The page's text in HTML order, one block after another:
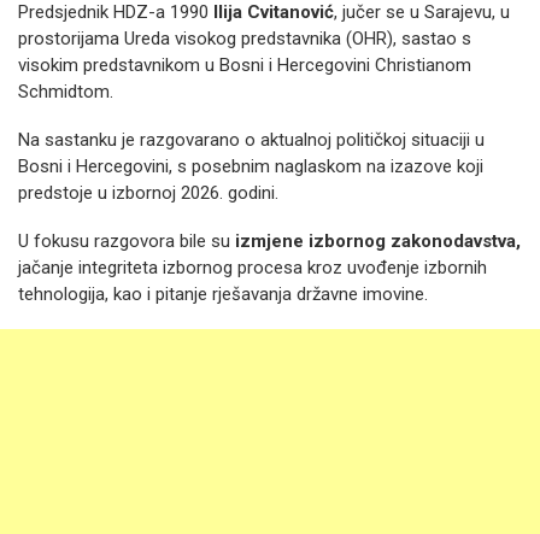
Predsjednik HDZ-a 1990 Ilija Cvitanović, jučer se u Sarajevu, u
prostorijama Ureda visokog predstavnika (OHR), sastao s
visokim predstavnikom u Bosni i Hercegovini Christianom
Schmidtom.
Na sastanku je razgovarano o aktualnoj političkoj situaciji u
Bosni i Hercegovini, s posebnim naglaskom na izazove koji
predstoje u izbornoj 2026. godini.
U fokusu razgovora bile su izmjene izbornog zakonodavstva,
jačanje integriteta izbornog procesa kroz uvođenje izbornih
tehnologija, kao i pitanje rješavanja državne imovine.